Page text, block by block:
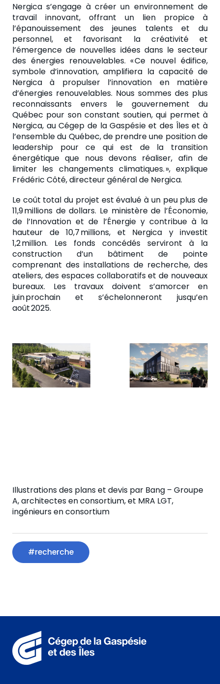
Nergica s’engage à créer un environnement de
travail innovant, offrant un lien propice à
l’épanouissement des jeunes talents et du
personnel, et favorisant la créativité et
l’émergence de nouvelles idées dans le secteur
des énergies renouvelables. « Ce nouvel édifice,
symbole d’innovation, amplifiera la capacité de
Nergica à propulser l’innovation en matière
d’énergies renouvelables. Nous sommes des plus
reconnaissants envers le gouvernement du
Québec pour son constant soutien, qui permet à
Nergica, au Cégep de la Gaspésie et des Îles et à
l’ensemble du Québec, de prendre une position de
leadership pour ce qui est de la transition
énergétique que nous devons réaliser, afin de
limiter les changements climatiques. », explique
Frédéric Côté, directeur général de Nergica.
Le coût total du projet est évalué à un peu plus de
11,9 millions de dollars. Le ministère de l’Économie,
de l’Innovation et de l’Énergie y contribue à la
hauteur de 10,7 millions, et Nergica y investit
1,2 million. Les fonds concédés serviront à la
construction d’un bâtiment de pointe
comprenant des installations de recherche, des
ateliers, des espaces collaboratifs et de nouveaux
bureaux. Les travaux doivent s’amorcer en
juin prochain et s’échelonneront jusqu’en
août 2025.
Illustrations des plans et devis par Bang – Groupe
A, architectes en consortium, et MRA LGT,
ingénieurs en consortium
#recherche